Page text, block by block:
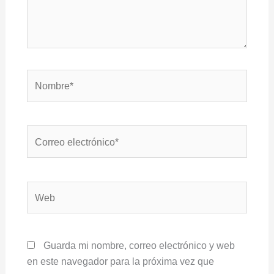
electrónico*
Guarda mi nombre, correo electrónico y web
en este navegador para la próxima vez que